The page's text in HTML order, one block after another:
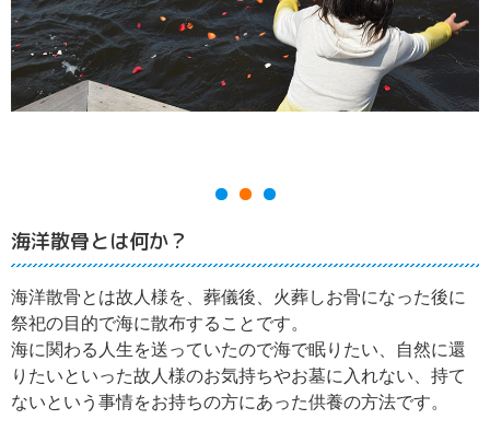
海洋散骨とは何か？
海洋散骨とは故人様を、葬儀後、火葬しお骨になった後に
祭祀の目的で海に散布することです。
海に関わる人生を送っていたので海で眠りたい、自然に還
りたいといった故人様のお気持ちやお墓に入れない、持て
ないという事情をお持ちの方にあった供養の方法です。